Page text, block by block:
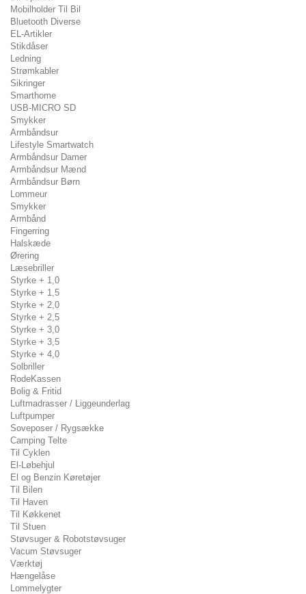
Mobilholder Til Bil
Bluetooth Diverse
EL-Artikler
Stikdåser
Ledning
Strømkabler
Sikringer
Smarthome
USB-MICRO SD
Smykker
Armbåndsur
Lifestyle Smartwatch
Armbåndsur Damer
Armbåndsur Mænd
Armbåndsur Børn
Lommeur
Smykker
Armbånd
Fingerring
Halskæde
Ørering
Læsebriller
Styrke + 1,0
Styrke + 1,5
Styrke + 2,0
Styrke + 2,5
Styrke + 3,0
Styrke + 3,5
Styrke + 4,0
Solbriller
RodeKassen
Bolig & Fritid
Luftmadrasser / Liggeunderlag
Luftpumper
Soveposer / Rygsække
Camping Telte
Til Cyklen
El-Løbehjul
El og Benzin Køretøjer
Til Bilen
Til Haven
Til Køkkenet
Til Stuen
Støvsuger & Robotstøvsuger
Vacum Støvsuger
Værktøj
Hængelåse
Lommelygter